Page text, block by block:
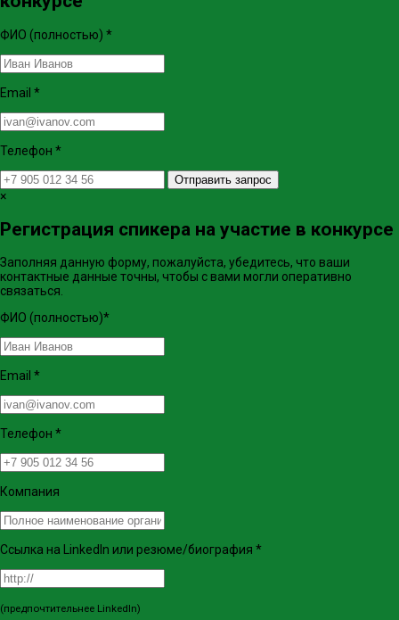
ФИО (полностью) *
Email *
Телефон *
Отправить запрос
×
Регистрация спикера на участие в конкурсе
Заполняя данную форму, пожалуйста, убедитесь, что ваши
контактные данные точны, чтобы с вами могли оперативно
связаться.
ФИО (полностью)*
Email *
Телефон *
Компания
Ссылка на LinkedIn или резюме/биография *
(предпочтительнее LinkedIn)